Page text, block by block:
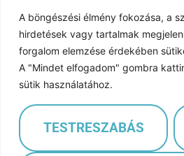
A böngészési élmény fokozása, a
hirdetések vagy tartalmak
forgalom elemzése érdekében
A "Mindet elfogadom" gombra
sütik használatához.
TESTRESZABÁS